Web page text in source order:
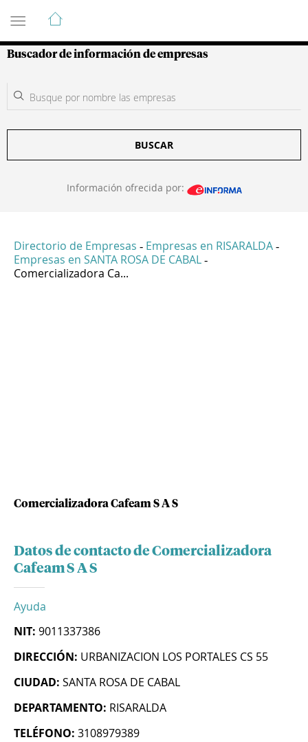
Guía de Empresas Colombianas
Buscador de información de empresas
BUSCAR
Información ofrecida por:
Directorio de Empresas - Empresas en RISARALDA -
Empresas en SANTA ROSA DE CABAL -
Comercializadora Ca...
Comercializadora Cafeam S A S
Datos de contacto de Comercializadora
Cafeam S A S
Ayuda
NIT: 9011337386
DIRECCIÓN: URBANIZACION LOS PORTALES CS 55
CIUDAD: SANTA ROSA DE CABAL
DEPARTAMENTO: RISARALDA
TELÉFONO: 3108979389